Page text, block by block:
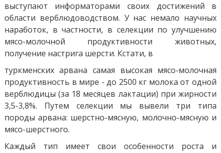
выступают информаторами своих достижений в
области верблюдоводством. У нас немало научных
наработок, в частности, в селекции по улучшению
мясо-молочной продуктивности животных,
получение настрига шерсти. Кстати, в
туркменских арвана самая высокая мясо-молочная
продуктивность в мире - до 2500 кг молока от одной
верблюдицы (за 18 месяцев лактации) при жирности
3,5-3,8%. Путем селекции мы вывели три типа
породы арвана: шерстно-мясную, молочно-мясную и
мясо-шерстного.
Каждый тип имеет свои особенности роста и